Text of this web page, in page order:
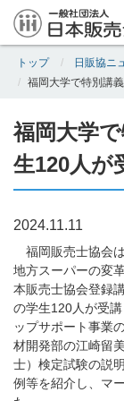
トップ
日販協ニ
福岡大学で特別講
福岡大学
生120人が
2024.11.11
福岡販売士協会
地方スーパーの変
本販売士協会登録
の学生120人が受
ップサポート事業
材開発部の江崎留
士）検定試験の説
例等を紹介し、マ